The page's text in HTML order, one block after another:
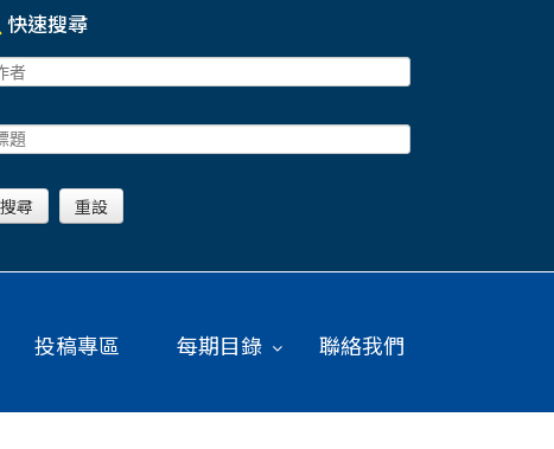
快速搜尋
投稿專區 每期目錄 聯絡我們